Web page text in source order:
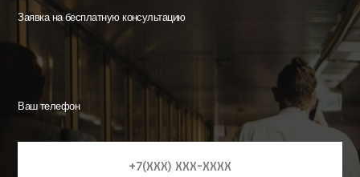
Заявка на бесплатную консультацию
Ваш телефон